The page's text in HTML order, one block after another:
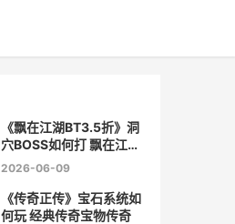
《飘在江湖BT3.5折》洞
穴BOSS如何打 飘在江湖
by青风txt
2026-06-09
《传奇正传》宝石系统如
何玩 经典传奇宝物传奇